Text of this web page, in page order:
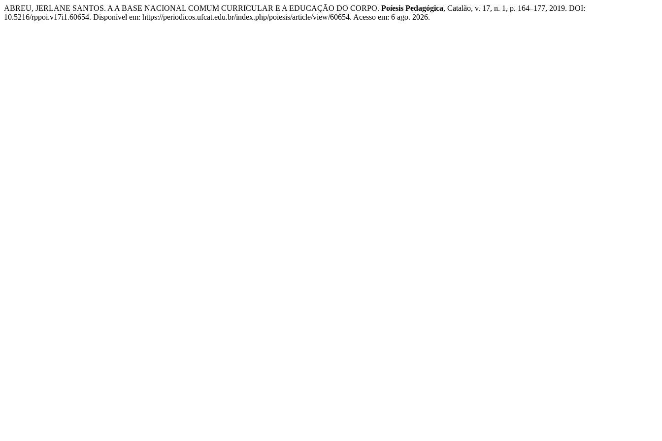
ABREU, JERLANE SANTOS. A A BASE NACIONAL COMUM CURRICULAR E A EDUCAÇÃO DO CORPO. Poíesis Pedagógica, Catalão, v. 17, n. 1, p. 164–177, 2019. DOI:
10.5216/rppoi.v17i1.60654. Disponível em: https://periodicos.ufcat.edu.br/index.php/poiesis/article/view/60654. Acesso em: 6 ago. 2026.